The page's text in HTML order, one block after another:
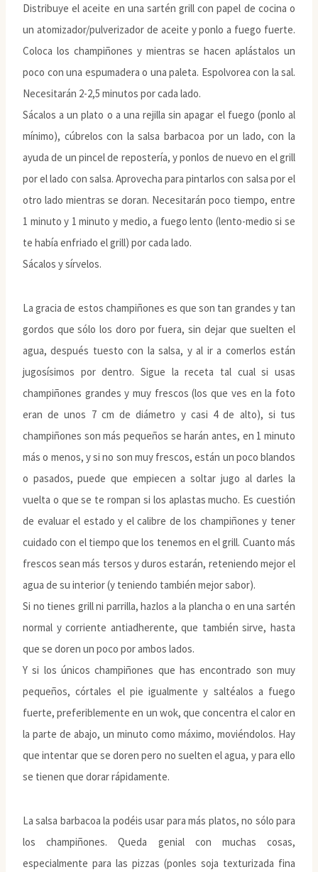
Distribuye el aceite en una sartén grill con papel de cocina o
un atomizador/pulverizador de aceite y ponlo a fuego fuerte.
Coloca los champiñones y mientras se hacen aplástalos un
poco con una espumadera o una paleta. Espolvorea con la sal.
Necesitarán 2-2,5 minutos por cada lado.
Sácalos a un plato o a una rejilla sin apagar el fuego (ponlo al
mínimo), cúbrelos con la salsa barbacoa por un lado, con la
ayuda de un pincel de repostería, y ponlos de nuevo en el grill
por el lado con salsa. Aprovecha para pintarlos con salsa por el
otro lado mientras se doran. Necesitarán poco tiempo, entre
1 minuto y 1 minuto y medio, a fuego lento (lento-medio si se
te había enfriado el grill) por cada lado.
Sácalos y sírvelos.
La gracia de estos champiñones es que son tan grandes y tan
gordos que sólo los doro por fuera, sin dejar que suelten el
agua, después tuesto con la salsa, y al ir a comerlos están
jugosísimos por dentro. Sigue la receta tal cual si usas
champiñones grandes y muy frescos (los que ves en la foto
eran de unos 7 cm de diámetro y casi 4 de alto), si tus
champiñones son más pequeños se harán antes, en 1 minuto
más o menos, y si no son muy frescos, están un poco blandos
o pasados, puede que empiecen a soltar jugo al darles la
vuelta o que se te rompan si los aplastas mucho. Es cuestión
de evaluar el estado y el calibre de los champiñones y tener
cuidado con el tiempo que los tenemos en el grill. Cuanto más
frescos sean más tersos y duros estarán, reteniendo mejor el
agua de su interior (y teniendo también mejor sabor).
Si no tienes grill ni parrilla, hazlos a la plancha o en una sartén
normal y corriente antiadherente, que también sirve, hasta
que se doren un poco por ambos lados.
Y si los únicos champiñones que has encontrado son muy
pequeños, córtales el pie igualmente y saltéalos a fuego
fuerte, preferiblemente en un wok, que concentra el calor en
la parte de abajo, un minuto como máximo, moviéndolos. Hay
que intentar que se doren pero no suelten el agua, y para ello
se tienen que dorar rápidamente.
La salsa barbacoa la podéis usar para más platos, no sólo para
los champiñones. Queda genial con muchas cosas,
especialmente para las pizzas (ponles soja texturizada fina